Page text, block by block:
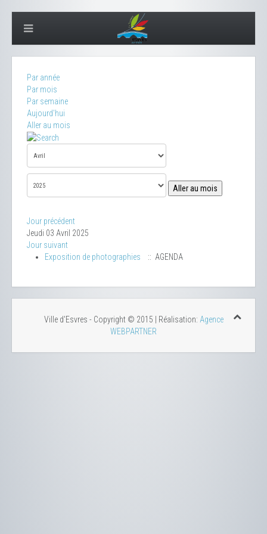
Par année
Par mois
Par semaine
Aujourd'hui
Aller au mois
Aller au mois
Jour précédent
Jeudi 03 Avril 2025
Jour suivant
Exposition de photographies
:: AGENDA
Ville d'Esvres - Copyright © 2015 | Réalisation: Agence
WEBPARTNER